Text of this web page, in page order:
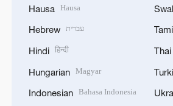
Hausa Hausa
Hebrew עברית
Hindi हिन्दी
Hungarian Magyar
Indonesian Bahasa Indonesia
Thai